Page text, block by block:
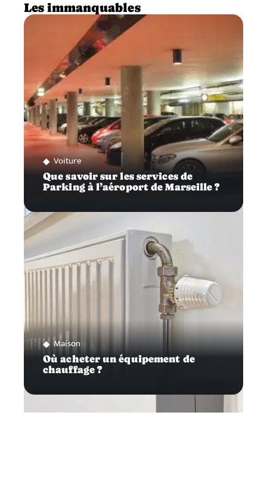
Les immanquables
Voiture
Que savoir sur les services de
Parking à l’aéroport de Marseille ?
Maison
Où acheter un équipement de
chauffage ?